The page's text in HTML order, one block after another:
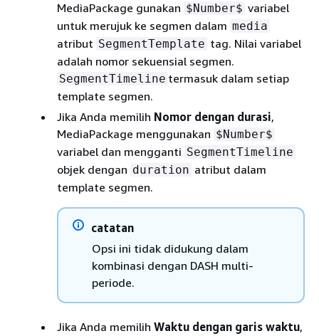
MediaPackage gunakan $Number$ variabel
untuk merujuk ke segmen dalam media
atribut SegmentTemplate tag. Nilai variabel
adalah nomor sekuensial segmen.
SegmentTimeline termasuk dalam setiap
template segmen.
Jika Anda memilih Nomor dengan durasi,
MediaPackage menggunakan $Number$
variabel dan mengganti SegmentTimeline
objek dengan duration atribut dalam
template segmen.
catatan
Opsi ini tidak didukung dalam
kombinasi dengan DASH multi-
periode.
Jika Anda memilih Waktu dengan garis waktu,